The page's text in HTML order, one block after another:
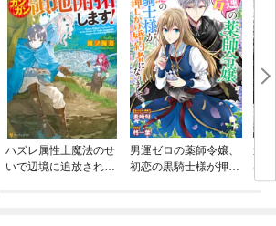
ハズレ属性土魔法のせ
いで辺境に追放された
男運ゼロの薬師令嬢、
初恋の黒騎士様が押し
追
は
る